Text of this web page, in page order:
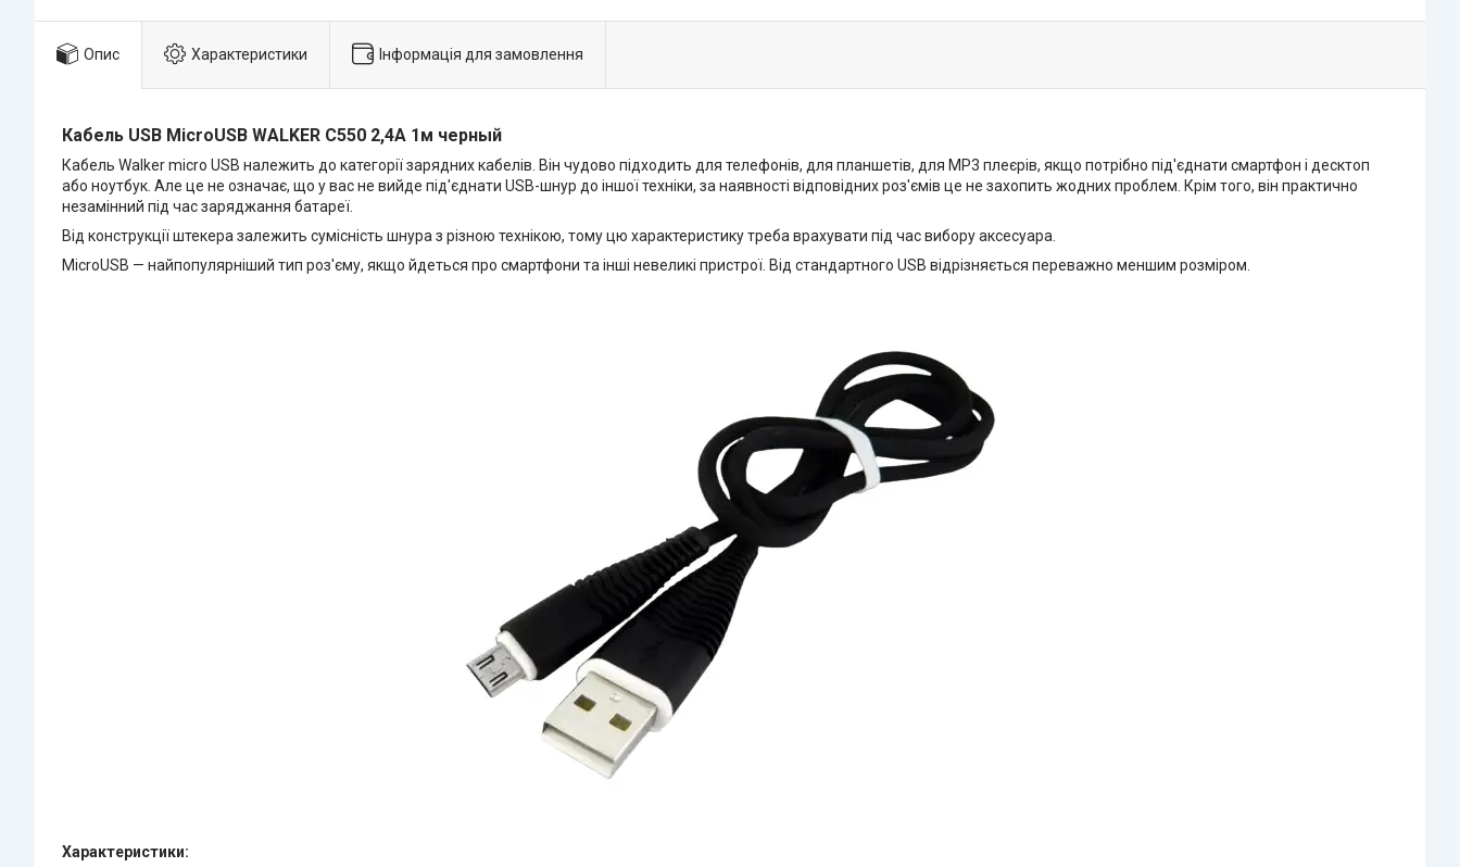
Опис Характеристики Інформація для замовлення
Кабель USB MicroUSB WALKER C550 2,4А 1м черный
Кабель Walker micro USB належить до категорії зарядних кабелів. Він чудово підходить для телефонів, для планшетів, для MP3 плеєрів, якщо потрібно під'єднати смартфон і десктоп
або ноутбук. Але це не означає, що у вас не вийде під'єднати USB-шнур до іншої техніки, за наявності відповідних роз'ємів це не захопить жодних проблем. Крім того, він практично
незамінний під час заряджання батареї.
Від конструкції штекера залежить сумісність шнура з різною технікою, тому цю характеристику треба врахувати під час вибору аксесуара.
MicroUSB — найпопулярніший тип роз'єму, якщо йдеться про смартфони та інші невеликі пристрої. Від стандартного USB відрізняється переважно меншим розміром.
Характеристики: